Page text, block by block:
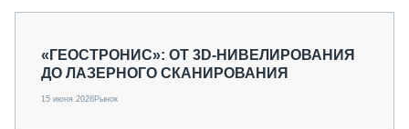
«ГЕОСТРОНИС»: ОТ 3D-НИВЕЛИРОВАНИЯ
ДО ЛАЗЕРНОГО СКАНИРОВАНИЯ
15 июня 2026Рынок